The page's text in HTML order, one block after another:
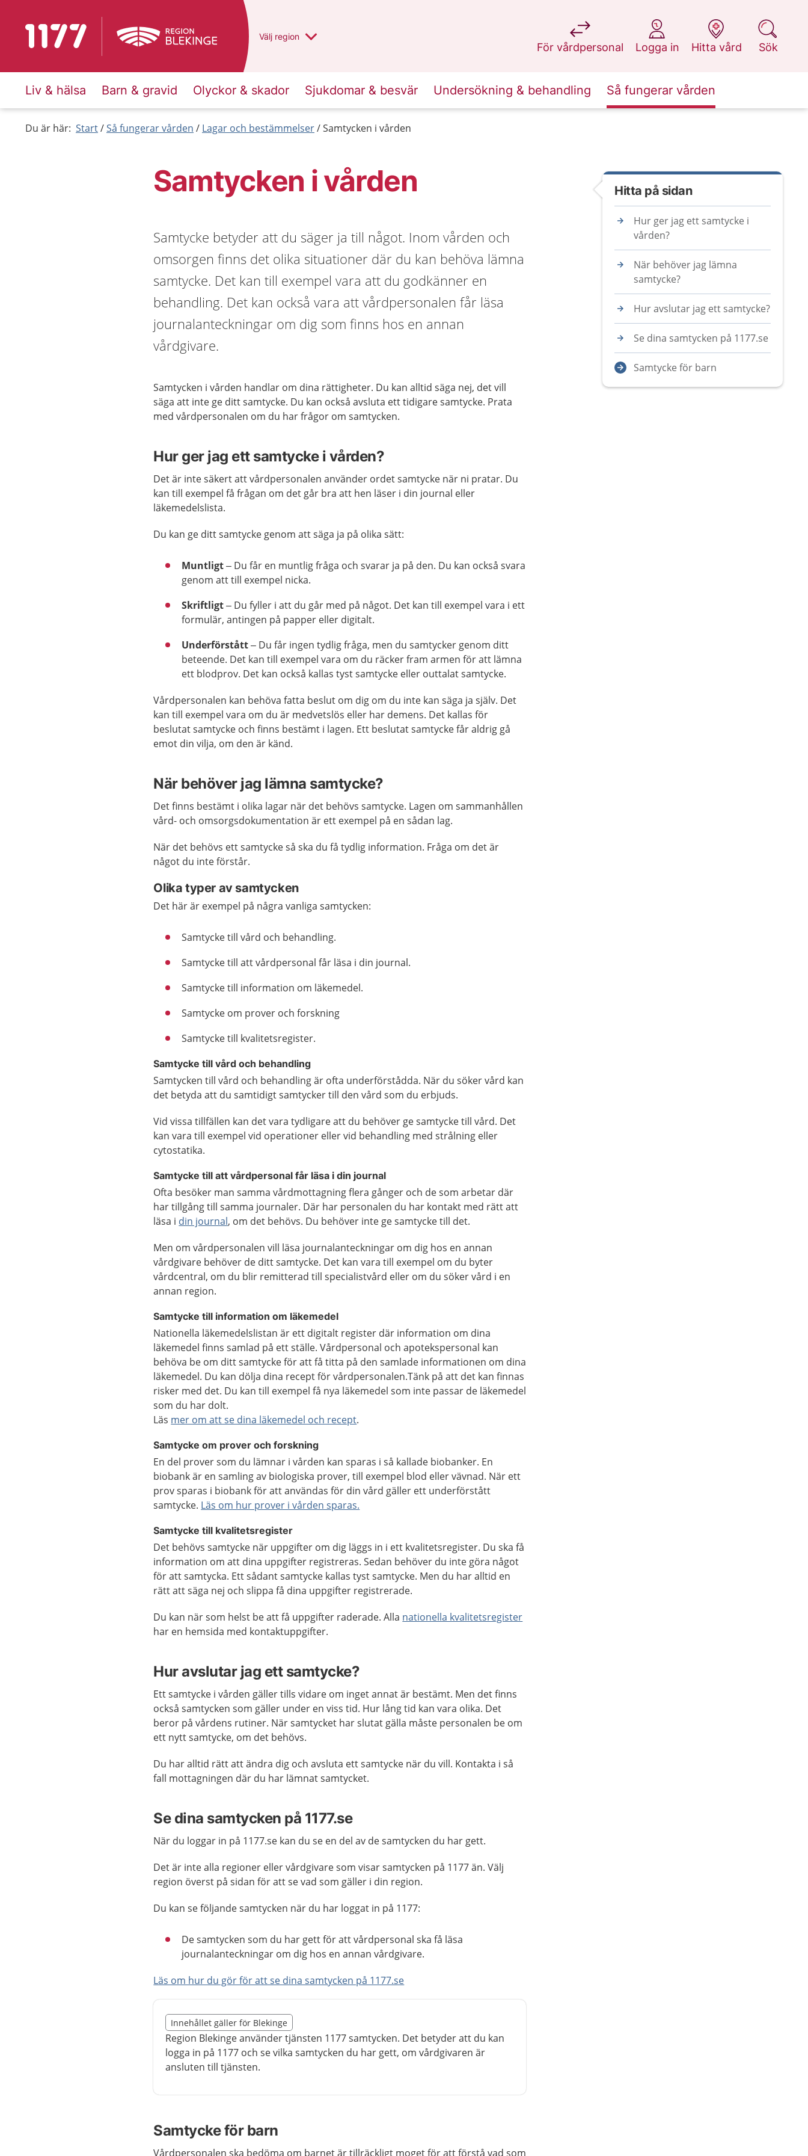
Till startsidan för 1177 Du har valt region
Välj en annan
region
För vårdpersonal
på 1177.se
Logga in
på 1177.se
Hitta vård
på 1177.se
Sök
på 1177.se
Liv & hälsa Barn & gravid Olyckor & skador Sjukdomar & besvär Undersökning & behandling Så fungerar vården
Du är här: Start Så fungerar vården Lagar och bestämmelser Samtycken i vården
Samtycken i vården
Samtycke betyder att du säger ja till något. Inom vården och
omsorgen finns det olika situationer där du kan behöva lämna
samtycke. Det kan till exempel vara att du godkänner en
behandling. Det kan också vara att vårdpersonalen får läsa
journalanteckningar om dig som finns hos en annan
vårdgivare.
Samtycken i vården handlar om dina rättigheter. Du kan alltid säga nej, det vill
säga att inte ge ditt samtycke. Du kan också avsluta ett tidigare samtycke. Prata
med vårdpersonalen om du har frågor om samtycken.
Hur ger jag ett samtycke i vården?
Det är inte säkert att vårdpersonalen använder ordet samtycke när ni pratar. Du
kan till exempel få frågan om det går bra att hen läser i din journal eller
läkemedelslista.
Du kan ge ditt samtycke genom att säga ja på olika sätt:
Muntligt– Du får en muntlig fråga och svarar ja på den. Du kan också svara
genom att till exempel nicka.
Skriftligt– Du fyller i att du går med på något. Det kan till exempel vara i ett
formulär, antingen på papper eller digitalt.
Underförstått– Du får ingen tydlig fråga, men du samtycker genom ditt
beteende. Det kan till exempel vara om du räcker fram armen för att lämna
ett blodprov. Det kan också kallas tyst samtycke eller outtalat samtycke.
Vårdpersonalen kan behöva fatta beslut om dig om du inte kan säga ja själv. Det
kan till exempel vara om du är medvetslös eller har demens. Det kallas för
beslutat samtycke och finns bestämt i lagen. Ett beslutat samtycke får aldrig gå
emot din vilja, om den är känd.
När behöver jag lämna samtycke?
Det finns bestämt i olika lagar när det behövs samtycke. Lagen om sammanhållen
vård- och omsorgsdokumentation är ett exempel på en sådan lag.
När det behövs ett samtycke så ska du få tydlig information. Fråga om det är
något du inte förstår.
Olika typer av samtycken
Det här är exempel på några vanliga samtycken:
Samtycke till vård och behandling.
Samtycke till att vårdpersonal får läsa i din journal.
Samtycke till information om läkemedel.
Samtycke om prover och forskning
Samtycke till kvalitetsregister.
Samtycke till vård och behandling
Samtycken till vård och behandling är ofta underförstådda. När du söker vård kan
det betyda att du samtidigt samtycker till den vård som du erbjuds.
Vid vissa tillfällen kan det vara tydligare att du behöver ge samtycke till vård. Det
kan vara till exempel vid operationer eller vid behandling med strålning eller
cytostatika.
Samtycke till att vårdpersonal får läsa i din journal
Ofta besöker man samma vårdmottagning flera gånger och de som arbetar där
har tillgång till samma journaler. Där har personalen du har kontakt med rätt att
läsa i din journal, om det behövs. Du behöver inte ge samtycke till det.
Men om vårdpersonalen vill läsa journalanteckningar om dig hos en annan
vårdgivare behöver de ditt samtycke. Det kan vara till exempel om du byter
vårdcentral, om du blir remitterad till specialistvård eller om du söker vård i en
annan region.
Samtycke till information om läkemedel
Nationella läkemedelslistan är ett digitalt register där information om dina
läkemedel finns samlad på ett ställe. Vårdpersonal och apotekspersonal kan
behöva be om ditt samtycke för att få titta på den samlade informationen om dina
läkemedel. Du kan dölja dina recept för vårdpersonalen.Tänk på att det kan finnas
risker med det. Du kan till exempel få nya läkemedel som inte passar de läkemedel
som du har dolt.
Läs mer om att se dina läkemedel och recept.
Samtycke om prover och forskning
En del prover som du lämnar i vården kan sparas i så kallade biobanker. En
biobank är en samling av biologiska prover, till exempel blod eller vävnad. När ett
prov sparas i biobank för att användas för din vård gäller ett underförstått
samtycke. Läs om hur prover i vården sparas.
Samtycke till kvalitetsregister
Det behövs samtycke när uppgifter om dig läggs in i ett kvalitetsregister. Du ska få
information om att dina uppgifter registreras. Sedan behöver du inte göra något
för att samtycka. Ett sådant samtycke kallas tyst samtycke. Men du har alltid en
rätt att säga nej och slippa få dina uppgifter registrerade.
Du kan när som helst be att få uppgifter raderade. Alla nationella kvalitetsregister
har en hemsida med kontaktuppgifter.
Hur avslutar jag ett samtycke?
Ett samtycke i vården gäller tills vidare om inget annat är bestämt. Men det finns
också samtycken som gäller under en viss tid. Hur lång tid kan vara olika. Det
beror på vårdens rutiner. När samtycket har slutat gälla måste personalen be om
ett nytt samtycke, om det behövs.
Du har alltid rätt att ändra dig och avsluta ett samtycke när du vill. Kontakta i så
fall mottagningen där du har lämnat samtycket.
Se dina samtycken på 1177.se
När du loggar in på 1177.se kan du se en del av de samtycken du har gett.
Det är inte alla regioner eller vårdgivare som visar samtycken på 1177 än. Välj
region överst på sidan för att se vad som gäller i din region.
Du kan se följande samtycken när du har loggat in på 1177:
De samtycken som du har gett för att vårdpersonal ska få läsa
journalanteckningar om dig hos en annan vårdgivare.
Läs om hur du gör för att se dina samtycken på 1177.se
Nedan innehåll gäller region Blekinge
Innehållet gäller för Blekinge
Region Blekinge använder tjänsten 1177 samtycken. Det betyder att du kan
logga in på 1177 och se vilka samtycken du har gett, om vårdgivaren är
ansluten till tjänsten.
Slut på det regionala tillägget från region Blekinge
Samtycke för barn
Vårdpersonalen ska bedöma om barnet är tillräckligt moget för att förstå vad som
Hitta på sidan
Hur ger jag ett samtycke i
vården?
När behöver jag lämna
samtycke?
Hur avslutar jag ett samtycke?
Se dina samtycken på 1177.se
Samtycke för barn